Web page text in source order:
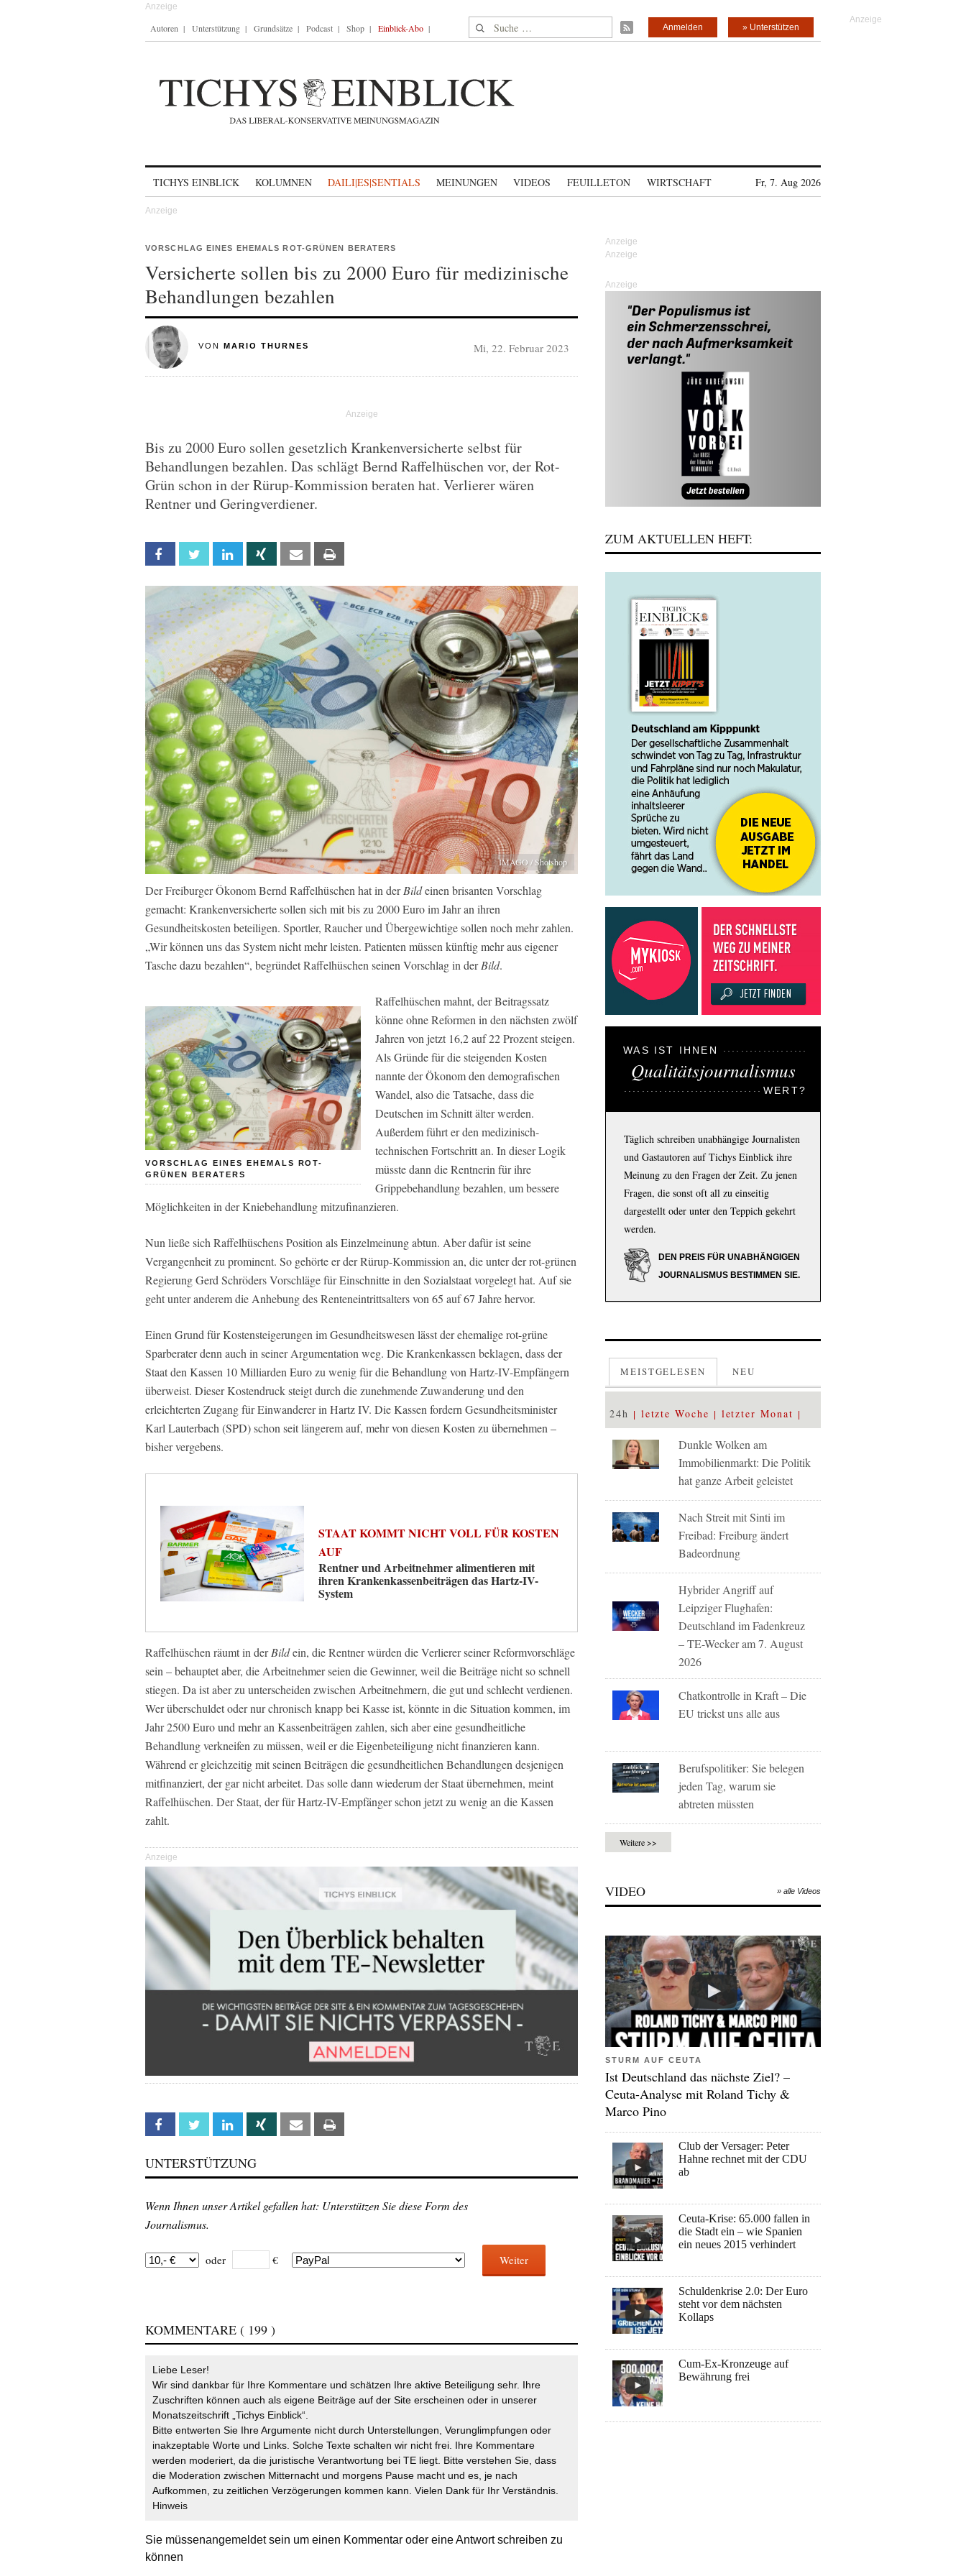
Autoren Unterstützung Grundsätze Podcast Shop Einblick-Abo Suche nach: » Unterstützen
Anmelden
TICHYS EINBLICK KOLUMNEN DAILI|ES|SENTIALS MEINUNGEN VIDEOS FEUILLETON WIRTSCHAFT Fr, 7. Aug 2026
VORSCHLAG EINES EHEMALS ROT-GRÜNEN BERATERS
Versicherte sollen bis zu 2000 Euro für medizinische
Behandlungen bezahlen
VON MARIO THURNES Mi, 22. Februar 2023
Bis zu 2000 Euro sollen gesetzlich Krankenversicherte selbst für
Behandlungen bezahlen. Das schlägt Bernd Raffelhüschen vor, der Rot-
Grün schon in der Rürup-Kommission beraten hat. Verlierer wären
Rentner und Geringverdiener.
Facebook Twitter Linkedin Xing Email
IMAGO / Shotshop
Der Freiburger Ökonom Bernd Raffelhüschen hat in derBildeinen brisanten Vorschlag
gemacht: Krankenversicherte sollen sich mit bis zu 2000 Euro im Jahr an ihren
Gesundheitskosten beteiligen. Sportler, Raucher und Übergewichtige sollen noch mehr zahlen.
„Wir können uns das System nicht mehr leisten. Patienten müssen künftig mehr aus eigener
Tasche dazu bezahlen“, begründet Raffelhüschen seinen Vorschlag in derBild.
VORSCHLAG EINES EHEMALS ROT-
GRÜNEN BERATERS
Raffelhüschen mahnt, der Beitragssatz
könne ohne Reformen in den nächsten zwölf
Jahren von jetzt 16,2 auf 22 Prozent steigen.
Als Gründe für die steigenden Kosten
nannte der Ökonom den demografischen
Wandel, also die Tatsache, dass die
Deutschen im Schnitt älter werden.
Außerdem führt er den medizinisch-
technischen Fortschritt an. In dieser Logik
müsste dann die Rentnerin für ihre
Grippebehandlung bezahlen, um bessere
Möglichkeiten in der Kniebehandlung mitzufinanzieren.
Nun ließe sich Raffelhüschens Position als Einzelmeinung abtun. Aber dafür ist seine
Vergangenheit zu prominent. So gehörte er der Rürup-Kommission an, die unter der rot-grünen
Regierung Gerd Schröders Vorschläge für Einschnitte in den Sozialstaat vorgelegt hat. Auf sie
geht unter anderem die Anhebung des Renteneintrittsalters von 65 auf 67 Jahre hervor.
Einen Grund für Kostensteigerungen im Gesundheitswesen lässt der ehemalige rot-grüne
Sparberater denn auch in seiner Argumentation weg. Die Krankenkassen beklagen, dass der
Staat den Kassen 10 Milliarden Euro zu wenig für die Behandlung von Hartz-IV-Empfängern
überweist. Dieser Kostendruck steigt durch die zunehmende Zuwanderung und den
erleichterten Zugang für Einwanderer in Hartz IV. Die Kassen fordern Gesundheitsminister
Karl Lauterbach (SPD) schon seit längerem auf, mehr von diesen Kosten zu übernehmen –
bisher vergebens.
STAAT KOMMT NICHT VOLL FÜR KOSTEN
AUF
Rentner und Arbeitnehmer alimentieren mit
ihren Krankenkassenbeiträgen das Hartz-IV-
System
Raffelhüschen räumt in derBildein, die Rentner würden die Verlierer seiner Reformvorschläge
sein – behauptet aber, die Arbeitnehmer seien die Gewinner, weil die Beiträge nicht so schnell
stiegen. Da ist aber zu unterscheiden zwischen Arbeitnehmern, die gut und schlecht verdienen.
Wer überschuldet oder nur chronisch knapp bei Kasse ist, könnte in die Situation kommen, im
Jahr 2500 Euro und mehr an Kassenbeiträgen zahlen, sich aber eine gesundheitliche
Behandlung verkneifen zu müssen, weil er die Eigenbeteiligung nicht finanzieren kann.
Während er gleichzeitig mit seinen Beiträgen die gesundheitlichen Behandlungen desjenigen
mitfinanziert, der gar nicht arbeitet. Das solle dann wiederum der Staat übernehmen, meint
Raffelhüschen. Der Staat, der für Hartz-IV-Empfänger schon jetzt zu wenig an die Kassen
zahlt.
Anzeige
Facebook Twitter Linkedin Xing Email
UNTERSTÜTZUNG
Wenn Ihnen unser Artikel gefallen hat: Unterstützen Sie diese Form des
Journalismus.
oder € Weiter
KOMMENTARE ( 199 )
Liebe Leser!
Wir sind dankbar für Ihre Kommentare und schätzen Ihre aktive Beteiligung sehr. Ihre
Zuschriften können auch als eigene Beiträge auf der Site erscheinen oder in unserer
Monatszeitschrift „Tichys Einblick“.
Bitte entwerten Sie Ihre Argumente nicht durch Unterstellungen, Verunglimpfungen oder
inakzeptable Worte und Links. Solche Texte schalten wir nicht frei. Ihre Kommentare
werden moderiert, da die juristische Verantwortung bei TE liegt. Bitte verstehen Sie, dass
die Moderation zwischen Mitternacht und morgens Pause macht und es, je nach
Aufkommen, zu zeitlichen Verzögerungen kommen kann. Vielen Dank für Ihr Verständnis.
Hinweis
Sie müssenangemeldetsein um einen Kommentar oder eine Antwort schreiben zu
können
Anzeige
ZUM AKTUELLEN HEFT:
WAS IST IHNEN
Qualitätsjournalismus
WERT?
Täglich schreiben unabhängige Journalisten
und Gastautoren auf Tichys Einblick ihre
Meinung zu den Fragen der Zeit. Zu jenen
Fragen, die sonst oft all zu einseitig
dargestellt oder unter den Teppich gekehrt
werden.
DEN PREIS FÜR UNABHÄNGIGEN
JOURNALISMUS BESTIMMEN SIE.
MEISTGELESEN NEU
24h letzte Woche letzter Monat
Dunkle Wolken am
Immobilienmarkt: Die Politik
hat ganze Arbeit geleistet
Nach Streit mit Sinti im
Freibad: Freiburg ändert
Badeordnung
Hybrider Angriff auf
Leipziger Flughafen:
Deutschland im Fadenkreuz
– TE-Wecker am 7. August
2026
Chatkontrolle in Kraft – Die
EU trickst uns alle aus
Berufspolitiker: Sie belegen
jeden Tag, warum sie
abtreten müssten
Weitere >>
VIDEO » alle Videos
STURM AUF CEUTA
Ist Deutschland das nächste Ziel? –
Ceuta-Analyse mit Roland Tichy &
Marco Pino
Club der Versager: Peter
Hahne rechnet mit der CDU
ab
Ceuta-Krise: 65.000 fallen in
die Stadt ein – wie Spanien
ein neues 2015 verhindert
Schuldenkrise 2.0: Der Euro
steht vor dem nächsten
Kollaps
Cum-Ex-Kronzeuge auf
Bewährung frei